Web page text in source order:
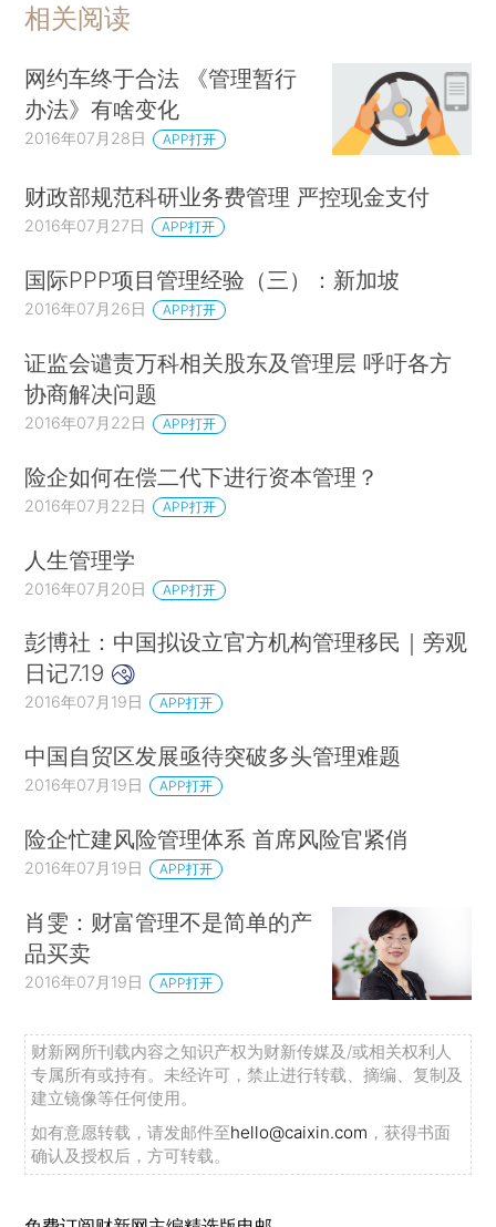
相关阅读
网约车终于合法 《管理暂行
办法》有啥变化
2016年07月28日 APP打开
财政部规范科研业务费管理 严控现金支付
2016年07月27日 APP打开
国际PPP项目管理经验（三）：新加坡
2016年07月26日 APP打开
证监会谴责万科相关股东及管理层 呼吁各方
协商解决问题
2016年07月22日 APP打开
险企如何在偿二代下进行资本管理？
2016年07月22日 APP打开
人生管理学
2016年07月20日 APP打开
彭博社：中国拟设立官方机构管理移民｜旁观
日记7.19
2016年07月19日 APP打开
中国自贸区发展亟待突破多头管理难题
2016年07月19日 APP打开
险企忙建风险管理体系 首席风险官紧俏
2016年07月19日 APP打开
肖雯：财富管理不是简单的产
品买卖
2016年07月19日 APP打开
财新网所刊载内容之知识产权为财新传媒及/或相关权利人
专属所有或持有。未经许可，禁止进行转载、摘编、复制及
建立镜像等任何使用。
如有意愿转载，请发邮件至hello@caixin.com ，获得书面
确认及授权后，方可转载。